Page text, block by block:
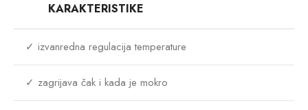
KARAKTERISTIKE
✓ izvanredna regulacija temperature
✓ zagrijava čak i kada je mokro